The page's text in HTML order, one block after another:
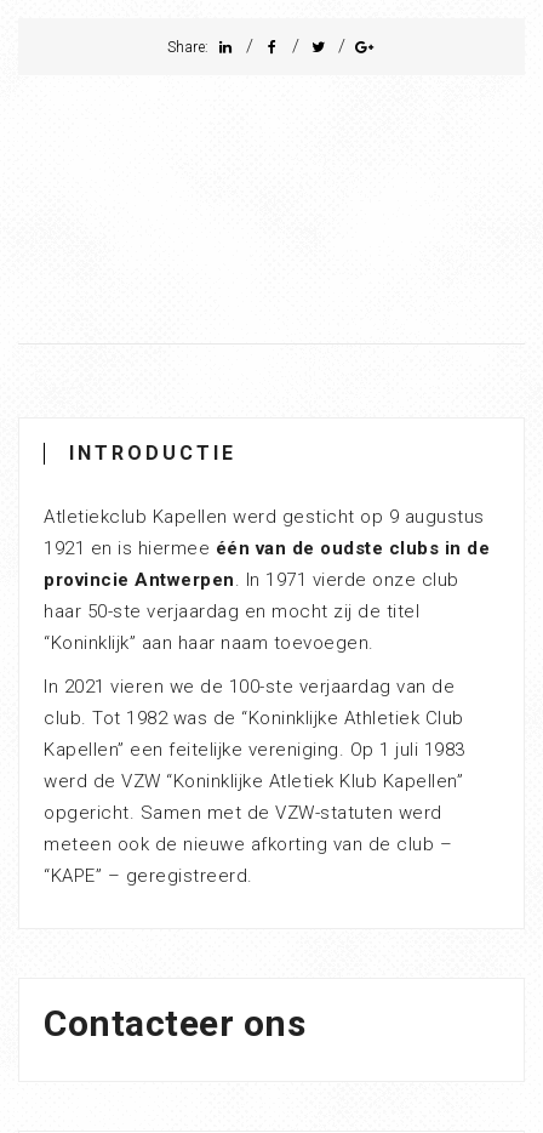
Share: / / /
INTRODUCTIE
Atletiekclub Kapellen werd gesticht op 9 augustus
1921 en is hiermee één van de oudste clubs in de
provincie Antwerpen. In 1971 vierde onze club
haar 50-ste verjaardag en mocht zij de titel
“Koninklijk” aan haar naam toevoegen.
In 2021 vieren we de 100-ste verjaardag van de
club. Tot 1982 was de “Koninklijke Athletiek Club
Kapellen” een feitelijke vereniging. Op 1 juli 1983
werd de VZW “Koninklijke Atletiek Klub Kapellen”
opgericht. Samen met de VZW-statuten werd
meteen ook de nieuwe afkorting van de club –
“KAPE” – geregistreerd.
Contacteer ons